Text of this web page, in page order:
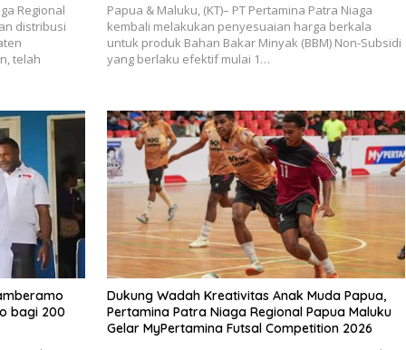
Regional
distribusi
telah
Papua & Maluku, (KT)– PT Pertamina Patra Niaga
kembali melakukan penyesuaian harga berkala
untuk produk Bahan Bakar Minyak (BBM) Non-Subsidi
yang berlaku efektif mulai 1…
bagi 200
Dukung Wadah Kreativitas Anak Muda Papua,
Pertamina Patra Niaga Regional Papua Maluku
Gelar MyPertamina Futsal Competition 2026